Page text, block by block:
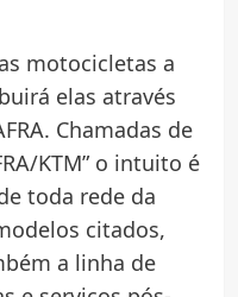
motocicletas a
elas através
Chamadas de
KTM” o intuito é
toda rede da
citados,
a linha de